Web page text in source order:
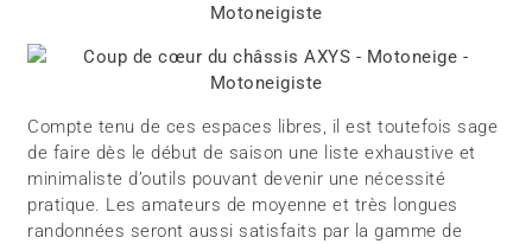
Compte tenu de ces espaces libres, il est toutefois sage
de faire dès le début de saison une liste exhaustive et
minimaliste d’outils pouvant devenir une nécessité
pratique. Les amateurs de moyenne et très longues
randonnées seront aussi satisfaits par la gamme de